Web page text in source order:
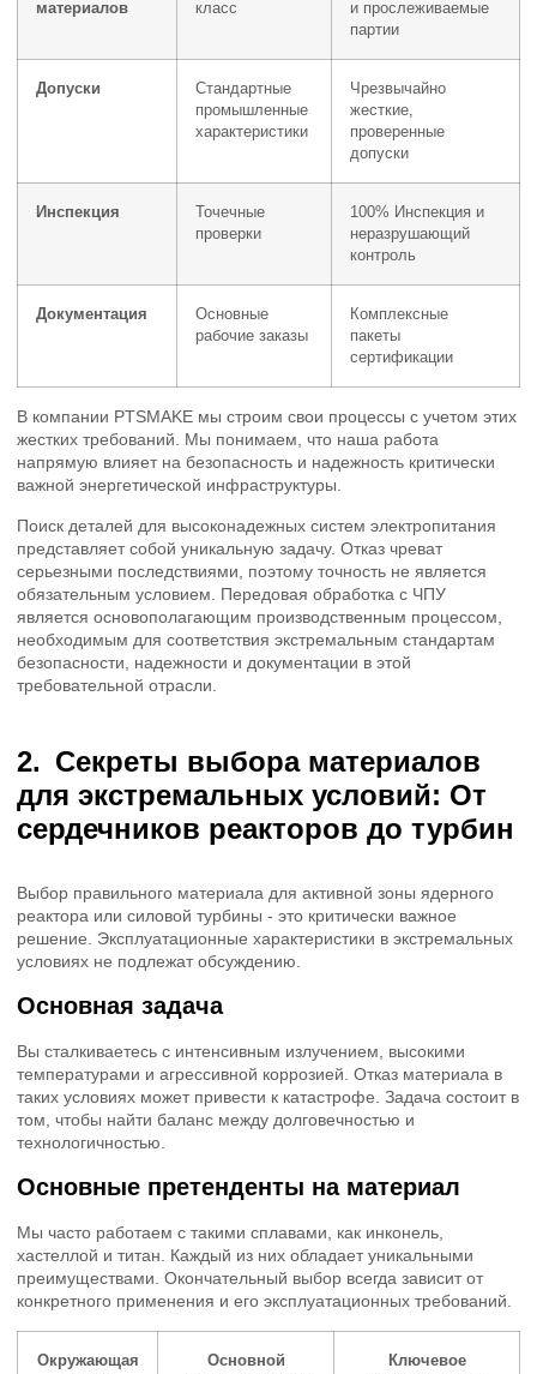
материалов класс
и прослеживаемые
партии
Допуски
Стандартные
промышленные
характеристики
Чрезвычайно
жесткие,
проверенные
допуски
Инспекция
Точечные
проверки
100% Инспекция и
неразрушающий
контроль
Документация
Основные
рабочие заказы
Комплексные
пакеты
сертификации
В компании PTSMAKE мы строим свои процессы с учетом этих
жестких требований. Мы понимаем, что наша работа
напрямую влияет на безопасность и надежность критически
важной энергетической инфраструктуры.
Поиск деталей для высоконадежных систем электропитания
представляет собой уникальную задачу. Отказ чреват
серьезными последствиями, поэтому точность не является
обязательным условием. Передовая обработка с ЧПУ
является основополагающим производственным процессом,
необходимым для соответствия экстремальным стандартам
безопасности, надежности и документации в этой
требовательной отрасли.
Секреты выбора материалов
для экстремальных условий: От
сердечников реакторов до турбин
Выбор правильного материала для активной зоны ядерного
реактора или силовой турбины - это критически важное
решение. Эксплуатационные характеристики в экстремальных
условиях не подлежат обсуждению.
Основная задача
Вы сталкиваетесь с интенсивным излучением, высокими
температурами и агрессивной коррозией. Отказ материала в
таких условиях может привести к катастрофе. Задача состоит в
том, чтобы найти баланс между долговечностью и
технологичностью.
Основные претенденты на материал
Мы часто работаем с такими сплавами, как инконель,
хастеллой и титан. Каждый из них обладает уникальными
преимуществами. Окончательный выбор всегда зависит от
конкретного применения и его эксплуатационных требований.
Окружающая
Основной
Ключевое